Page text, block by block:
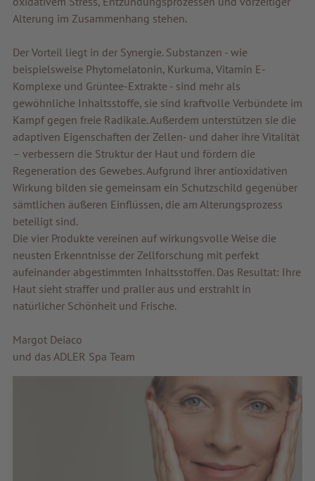
Alterung im Zusammenhang stehen.
Der Vorteil liegt in der Synergie. Substanzen - wie
beispielsweise Phytomelatonin, Kurkuma, Vitamin E-
Komplexe und Grüntee-Extrakte - sind mehr als
gewöhnliche Inhaltsstoffe, sie sind kraftvolle Verbündete im
Kampf gegen freie Radikale. Außerdem unterstützen sie die
adaptiven Eigenschaften der Zellen- und daher ihre Vitalität
– verbessern die Struktur der Haut und fördern die
Regeneration des Gewebes. Aufgrund ihrer antioxidativen
Wirkung bilden sie gemeinsam ein Schutzschild gegenüber
sämtlichen äußeren Einflüssen, die am Alterungsprozess
beteiligt sind.
Die vier Produkte vereinen auf wirkungsvolle Weise die
neusten Erkenntnisse der Zellforschung mit perfekt
aufeinander abgestimmten Inhaltsstoffen. Das Resultat: Ihre
Haut sieht straffer und praller aus und erstrahlt in
natürlicher Schönheit und Frische.
Margot Deiaco
und das ADLER Spa Team